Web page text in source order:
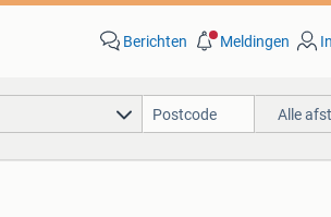
Berichten Meldingen
Alle